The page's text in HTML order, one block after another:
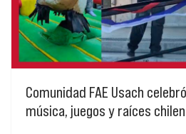
Comunidad FAE Usach
música, juegos y raíces